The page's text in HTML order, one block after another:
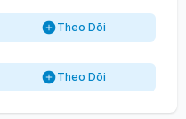
Theo Dõi
Theo Dõi